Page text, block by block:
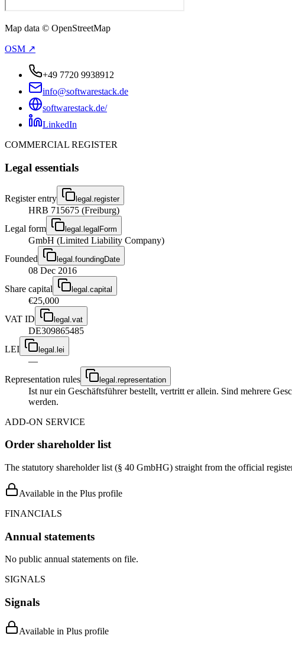
Map data © OpenStreetMap
OSM ↗
+49 7720 9938912
info@softwarestack.de
softwarestack.de/
LinkedIn
COMMERCIAL REGISTER
Legal essentials
Register entry legal.register
HRB 715675 (Freiburg)
Legal form
legal.legalForm
GmbH (Limited Liability Company)
Founded
legal.foundingDate
08 Dec 2016
Share capital
legal.capital
€25,000
VAT ID
legal.vat
DE309865485
LEI
legal.lei
—
Representation rules
legal.representation
Ist nur ein Geschäftsführer bestellt, vertritt er allein. Sind mehrere
werden.
ADD-ON SERVICE
Order shareholder list
The statutory shareholder list (§ 40 GmbHG) straight from the official
Available in the Plus profile
FINANCIALS
Annual statements
No public annual statements on file.
SIGNALS
Signals
Available in Plus profile